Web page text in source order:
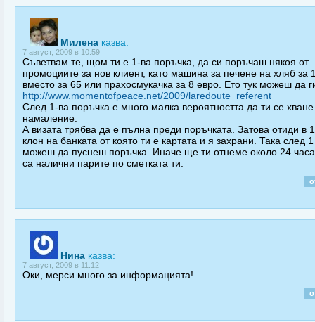
Милена казва:
7 август, 2009 в 10:59
Съветвам те, щом ти е 1-ва поръчка, да си поръчаш някоя от
промоциите за нов клиент, като машина за печене на хляб за
вместо за 65 или прахосмукачка за 8 евро. Ето тук можеш да
http://www.momentofpeace.net/2009/laredoute_referent
След 1-ва поръчка е много малка вероятността да ти се хване
намаление.
А визата трябва да е пълна преди поръчката. Затова отиди в
клон на банката от която ти е картата и я захрани. Така след
можеш да пуснеш поръчка. Иначе ще ти отнеме около 24
са налични парите по сметката ти.
Нина казва:
7 август, 2009 в 11:12
Оки, мерси много за информацията!